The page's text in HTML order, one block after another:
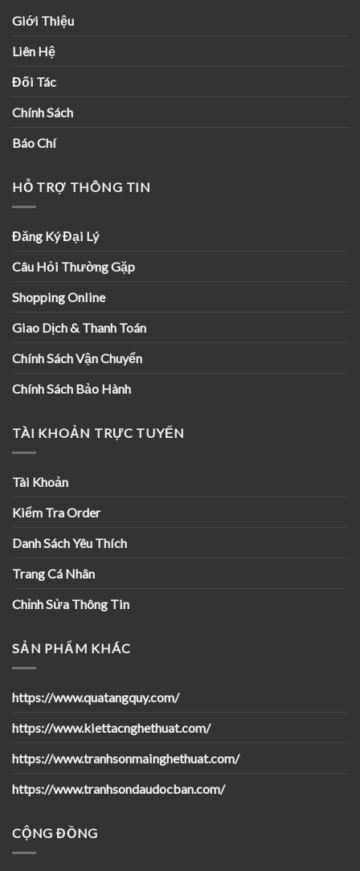
Giới Thiệu
Liên Hệ
Đối Tác
Chính Sách
Báo Chí
HỖ TRỢ THÔNG TIN
Đăng Ký Đại Lý
Câu Hỏi Thường Gặp
Shopping Online
Giao Dịch & Thanh Toán
Chính Sách Vận Chuyển
Chính Sách Bảo Hành
TÀI KHOẢN TRỰC TUYẾN
Tài Khoản
Kiểm Tra Order
Danh Sách Yêu Thích
Trang Cá Nhân
Chỉnh Sửa Thông Tin
SẢN PHẨM KHÁC
https://www.quatangquy.com/
https://www.kiettacnghethuat.com/
https://www.tranhsonmainghethuat.com/
https://www.tranhsondaudocban.com/
CỘNG ĐỒNG